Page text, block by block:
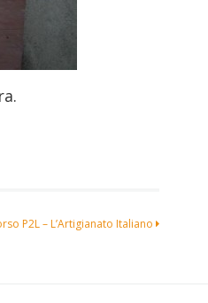
P2L – L’Artigianato Italiano